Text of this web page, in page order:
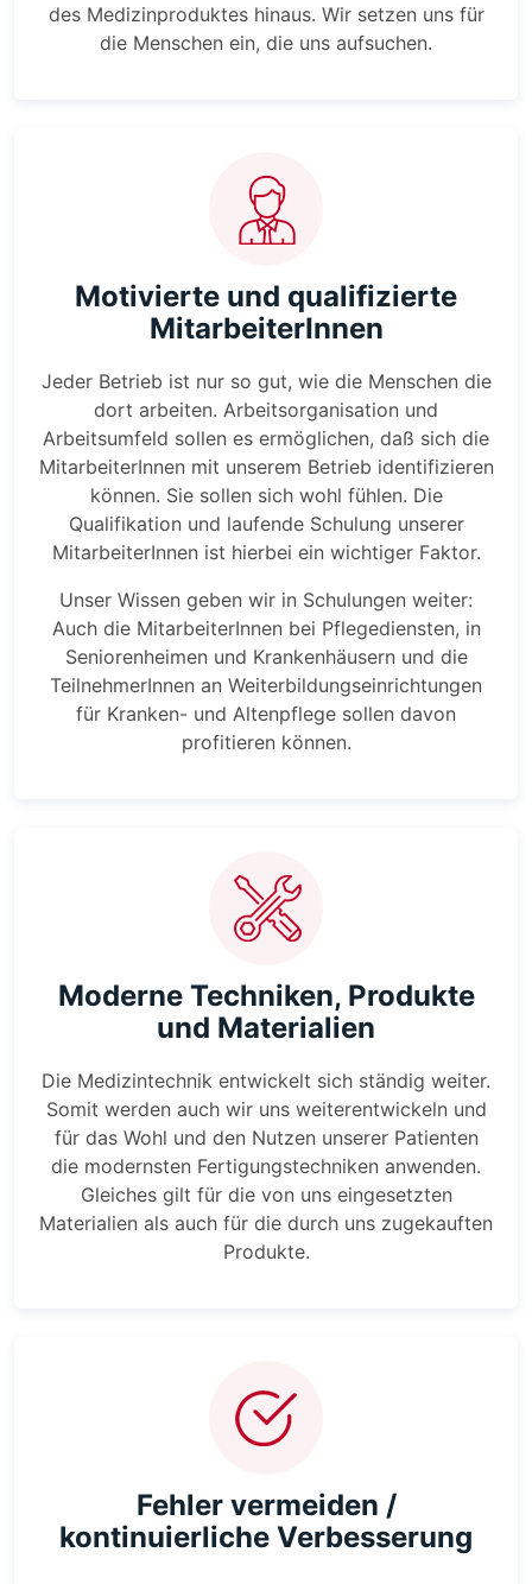
des Medizinproduktes hinaus. Wir setzen uns für
die Menschen ein, die uns aufsuchen.
Motivierte und qualifizierte
MitarbeiterInnen
Jeder Betrieb ist nur so gut, wie die Menschen die
dort arbeiten. Arbeitsorganisation und
Arbeitsumfeld sollen es ermöglichen, daß sich die
MitarbeiterInnen mit unserem Betrieb identifizieren
können. Sie sollen sich wohl fühlen. Die
Qualifikation und laufende Schulung unserer
MitarbeiterInnen ist hierbei ein wichtiger Faktor.
Unser Wissen geben wir in Schulungen weiter:
Auch die MitarbeiterInnen bei Pflegediensten, in
Seniorenheimen und Krankenhäusern und die
TeilnehmerInnen an Weiterbildungseinrichtungen
für Kranken- und Altenpflege sollen davon
profitieren können.
Moderne Techniken, Produkte
und Materialien
Die Medizintechnik entwickelt sich ständig weiter.
Somit werden auch wir uns weiterentwickeln und
für das Wohl und den Nutzen unserer Patienten
die modernsten Fertigungstechniken anwenden.
Gleiches gilt für die von uns eingesetzten
Materialien als auch für die durch uns zugekauften
Produkte.
Fehler vermeiden /
kontinuierliche Verbesserung